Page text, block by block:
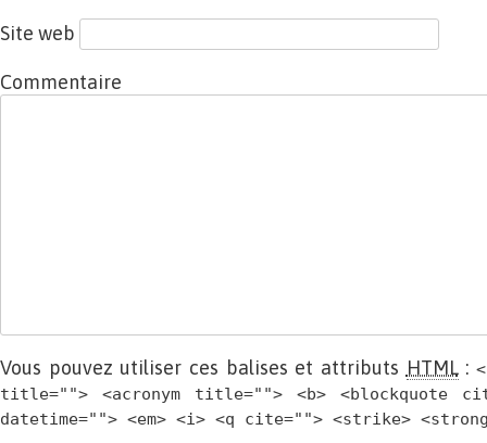
Site web
Commentaire
Vous pouvez utiliser ces balises et attributs HTML:
title=""> <acronym title=""> <b> <blockquote
datetime=""> <em> <i> <q cite=""> <strike>